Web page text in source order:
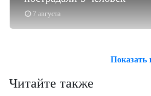
7 августа
Показать
Читайте также